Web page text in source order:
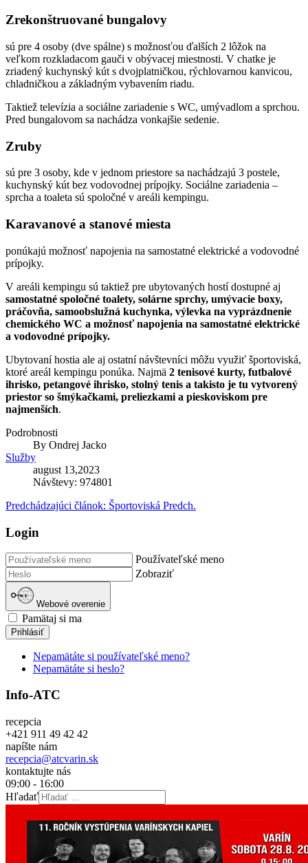
Zrekonštruované bungalovy
sú pre 4 osoby (dve spálne) s možnosťou ďalších 2 lôžok na
veľkom rozkladacom gauči v obývacej miestnosti. V chatke je
zriadený kuchynský kút s dvojplatničkou, rýchlovarnou kanvicou,
chladničkou a základným vybavením riadu.
Taktiež televízia a sociálne zariadenie s WC, umývadlom a sprchou.
Pred bungalovom sa nachádza vonkajšie sedenie.
Zruby
sú pre 3 osoby, kde v jednom priestore sa nachádzajú 3 postele,
kuchynský kút bez vodovodnej prípojky. Sociálne zariadenia –
sprcha a toaleta sú spoločné v areáli kempingu.
Karavanové a stanové miesta
ponúkajú možnosť napojenia na samostatné elektrické a vodovodné
prípojky.
V areáli kempingu sú taktiež pre ubytovaných hostí dostupné aj
samostatné spoločné toalety, solárne sprchy, umývacie boxy,
práčovňa, samoobslužná kuchynka, výlevka na vyprázdnenie
chemického WC a možnosť napojenia na samostatné elektrické
a vodovodné prípojky.
Ubytovaní hostia ale aj ostatní návštevníci môžu využiť športoviská,
ktoré areál kempingu ponúka. Najmä 2 tenisové kurty, futbalové
ihrisko, petangové ihrisko, stolný tenis a takisto je tu vytvorený
priestor so šmýkačkami, preliezkami a pieskoviskom pre
najmenších.
Podrobnosti
By Ondrej Jacko
Služby
august 13,2023
Návštevy: 974801
Predchádzajúci článok: Športoviská Predch.
Login
Používateľské meno
Zobraziť
Webové overenie
Pamätaj si ma
Prihlásiť
Nepamätáte si používateľské meno?
Nepamätáte si heslo?
Info-ATC
recepcia
+421 911 49 42 42
napíšte nám
recepcia@atcvarin.sk
kontaktujte nás
09:00 - 16:00
Hľadať